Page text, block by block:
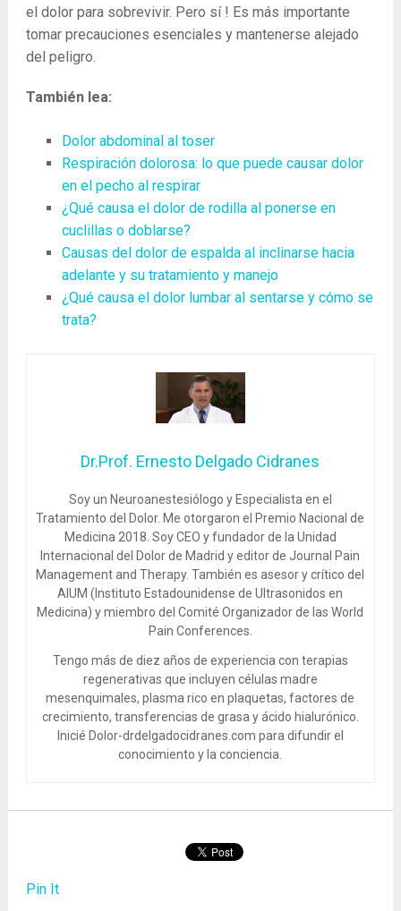
el dolor para sobrevivir. Pero sí ! Es más importante
tomar precauciones esenciales y mantenerse alejado
del peligro.
También lea:
Dolor abdominal al toser
Respiración dolorosa: lo que puede causar dolor
en el pecho al respirar
¿Qué causa el dolor de rodilla al ponerse en
cuclillas o doblarse?
Causas del dolor de espalda al inclinarse hacia
adelante y su tratamiento y manejo
¿Qué causa el dolor lumbar al sentarse y cómo se
trata?
Dr.Prof. Ernesto Delgado Cidranes
Soy un Neuroanestesiólogo y Especialista en el
Tratamiento del Dolor. Me otorgaron el Premio Nacional de
Medicina 2018. Soy CEO y fundador de la Unidad
Internacional del Dolor de Madrid y editor de Journal Pain
Management and Therapy. También es asesor y crítico del
AIUM (Instituto Estadounidense de Ultrasonidos en
Medicina) y miembro del Comité Organizador de las World
Pain Conferences.
Tengo más de diez años de experiencia con terapias
regenerativas que incluyen células madre
mesenquimales, plasma rico en plaquetas, factores de
crecimiento, transferencias de grasa y ácido hialurónico.
Inicié Dolor-drdelgadocidranes.com para difundir el
conocimiento y la conciencia.
Pin It